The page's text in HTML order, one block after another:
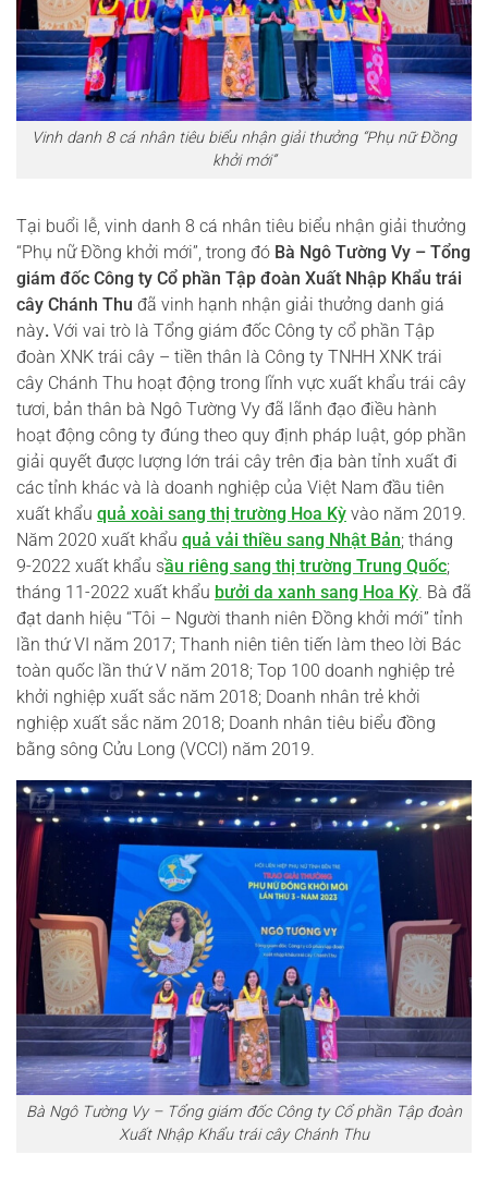
Vinh danh 8 cá nhân tiêu biểu nhận giải thưởng “Phụ nữ Đồng
khởi mới”
Tại buổi lễ, vinh danh 8 cá nhân tiêu biểu nhận giải thưởng
“Phụ nữ Đồng khởi mới”, trong đó Bà Ngô Tường Vy – Tổng
giám đốc Công ty Cổ phần Tập đoàn Xuất Nhập Khẩu trái
cây Chánh Thu đã vinh hạnh nhận giải thưởng danh giá
này. Với vai trò là Tổng giám đốc Công ty cổ phần Tập
đoàn XNK trái cây – tiền thân là Công ty TNHH XNK trái
cây Chánh Thu hoạt động trong lĩnh vực xuất khẩu trái cây
tươi, bản thân bà Ngô Tường Vy đã lãnh đạo điều hành
hoạt động công ty đúng theo quy định pháp luật, góp phần
giải quyết được lượng lớn trái cây trên địa bàn tỉnh xuất đi
các tỉnh khác và là doanh nghiệp của Việt Nam đầu tiên
xuất khẩu quả xoài sang thị trường Hoa Kỳ vào năm 2019.
Năm 2020 xuất khẩu quả vải thiều sang Nhật Bản; tháng
9-2022 xuất khẩu sầu riêng sang thị trường Trung Quốc;
tháng 11-2022 xuất khẩu bưởi da xanh sang Hoa Kỳ. Bà đã
đạt danh hiệu “Tôi – Người thanh niên Đồng khởi mới” tỉnh
lần thứ VI năm 2017; Thanh niên tiên tiến làm theo lời Bác
toàn quốc lần thứ V năm 2018; Top 100 doanh nghiệp trẻ
khởi nghiệp xuất sắc năm 2018; Doanh nhân trẻ khởi
nghiệp xuất sắc năm 2018; Doanh nhân tiêu biểu đồng
bằng sông Cửu Long (VCCI) năm 2019.
Bà Ngô Tường Vy – Tổng giám đốc Công ty Cổ phần Tập đoàn
Xuất Nhập Khẩu trái cây Chánh Thu